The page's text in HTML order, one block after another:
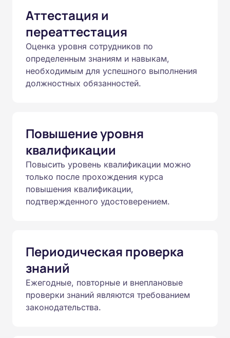
Аттестация и
переаттестация
Оценка уровня сотрудников по
определенным знаниям и навыкам,
необходимым для успешного выполнения
должностных обязанностей.
Повышение уровня
квалификации
Повысить уровень квалификации можно
только после прохождения курса
повышения квалификации,
подтвержденного удостоверением.
Периодическая проверка
знаний
Ежегодные, повторные и внеплановые
проверки знаний являются требованием
законодательства.